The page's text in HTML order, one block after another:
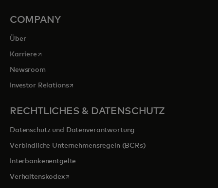
COMPANY
Über
Karrierewird in einer neuen Registerkarte geöffnet
Newsroom
Investor Relationswird in einer neuen Registerkarte geöffnet
RECHTLICHES & DATENSCHUTZ
Datenschutz und Datenverantwortung
Verbindliche Unternehmensregeln (BCRs)
Interbankenentgelte
Verhaltenskodexwird in einer neuen Registerkarte geöffnet